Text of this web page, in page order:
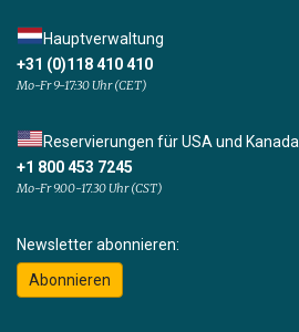
Hauptverwaltung
+31 (0)118 410 410
Mo-Fr 9-17:30 Uhr (CET)
Reservierungen für USA und Kanada
+1 800 453 7245
Mo-Fr 9.00-17.30 Uhr (CST)
Newsletter abonnieren:
Abonnieren